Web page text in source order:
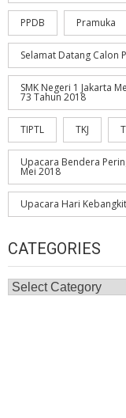
PPDB Pramuka
Selamat Datang Calon
SMK Negeri 1 Jakarta
73 Tahun 2018
TIPTL TKJ
Upacara Bendera
Mei 2018
Upacara Hari
CATEGORIES
Categories